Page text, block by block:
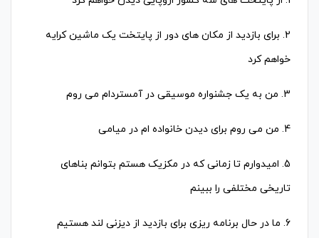
2. برای بازدید از مکان های دور از پایتخت یک ماشین کرایه
خواهم کرد
3. من به یک جشنواره موسیقی در آمستردام می روم
4. من می روم برای دیدن خانواده ام در میامی
5. امیدوارم تا زمانی که در مکزیک هستم بتوانم بناهای
تاریخی مختلفی را ببینم
6. ما در حال برنامه ریزی برای بازدید از دیزنی لند هستیم